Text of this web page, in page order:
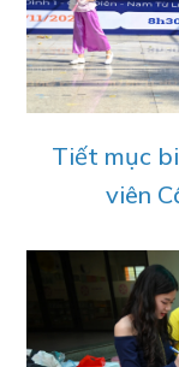
Tiết mục
viên